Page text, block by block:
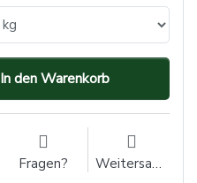
In den Warenkorb
Fragen? Weitersagen